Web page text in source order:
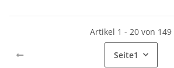
Artikel 1 - 20 von 149
Seite1